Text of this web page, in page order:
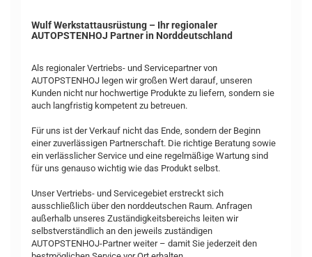
Wulf Werkstattausrüstung – Ihr regionaler
AUTOPSTENHOJ Partner in Norddeutschland
Als regionaler Vertriebs- und Servicepartner von
AUTOPSTENHOJ legen wir großen Wert darauf, unseren
Kunden nicht nur hochwertige Produkte zu liefern, sondern sie
auch langfristig kompetent zu betreuen.
Für uns ist der Verkauf nicht das Ende, sondern der Beginn
einer zuverlässigen Partnerschaft. Die richtige Beratung sowie
ein verlässlicher Service und eine regelmäßige Wartung sind
für uns genauso wichtig wie das Produkt selbst.
Unser Vertriebs- und Servicegebiet erstreckt sich
ausschließlich über den norddeutschen Raum. Anfragen
außerhalb unseres Zuständigkeitsbereichs leiten wir
selbstverständlich an den jeweils zuständigen
AUTOPSTENHOJ-Partner weiter – damit Sie jederzeit den